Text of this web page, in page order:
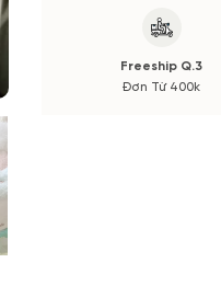
Freeship Q.3
Đơn Từ 400k